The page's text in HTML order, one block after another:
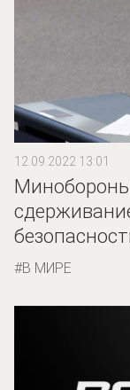
12.09.2022 13:01
В МИРЕ